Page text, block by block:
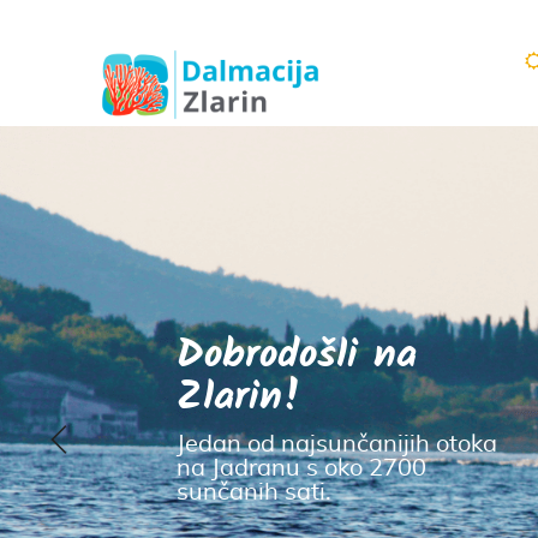
Najduža otočna
Hrvatskoj, duga 131
široka 16m.
y